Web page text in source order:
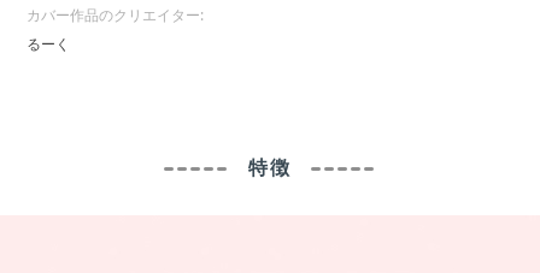
カバー作品のクリエイター:
るーく
特徴